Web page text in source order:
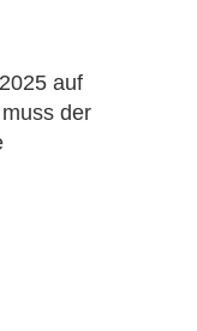
auf
der